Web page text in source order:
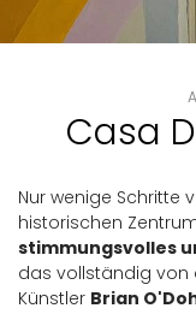
Casa
Nur wenige Schritte
historischen
stimmungsvolles
das vollständig von
Künstler Brian